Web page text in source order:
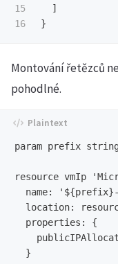
15
]
}
Montování řetězců
pohodlné.
param prefix
resource vmIp
name:
location:
  properties: {
  }